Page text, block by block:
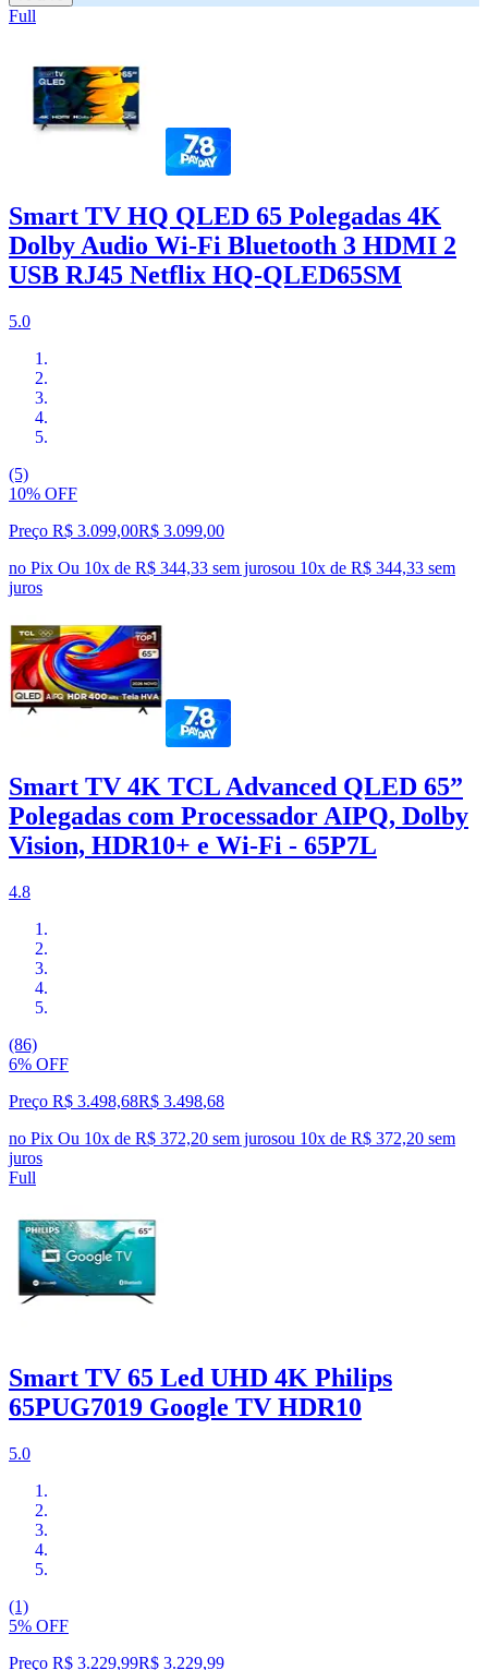
Full
Smart TV HQ QLED 65 Polegadas 4K
Dolby Audio Wi-Fi Bluetooth 3 HDMI 2
USB RJ45 Netflix HQ-QLED65SM
5.0
(5)
10% OFF
Preço R$ 3.099,00R$ 3.099,00
no Pix Ou 10x de R$ 344,33 sem jurosou 10x de R$ 344,33 sem
juros
Smart TV 4K TCL Advanced QLED 65”
Polegadas com Processador AIPQ, Dolby
Vision, HDR10+ e Wi-Fi - 65P7L
4.8
(86)
6% OFF
Preço R$ 3.498,68R$ 3.498,68
no Pix Ou 10x de R$ 372,20 sem jurosou 10x de R$ 372,20 sem
juros
Full
Smart TV 65 Led UHD 4K Philips
65PUG7019 Google TV HDR10
5.0
(1)
5% OFF
Preço R$ 3.229,99R$ 3.229,99